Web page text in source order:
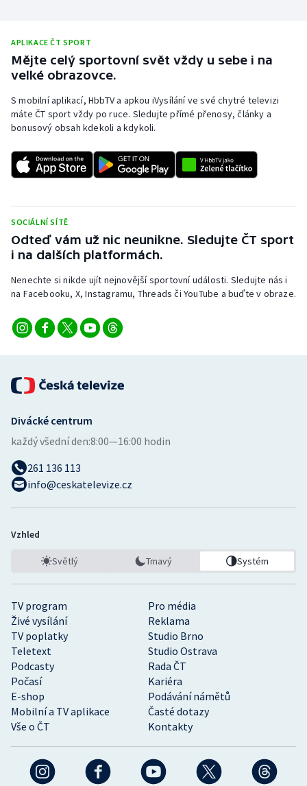
Lezení
Lyže a snowboard
Moderní pětiboj
Motorsport
Parasport
Plavání
Plážový volejbal
Ragby
Rychlobruslení
Rychlostní kanoistika
Short track
Stolní tenis
Veslování
Vodní slalom
Volejbal
Ostatní
APLIKACE ČT SPORT
Mějte celý sportovní svět vždy u sebe i na
velké obrazovce.
S mobilní aplikací, HbbTV a apkou iVysílání ve své chytré televizi
máte ČT sport vždy po ruce. Sledujte přímé přenosy, články a
bonusový obsah kdekoli a kdykoli.
SOCIÁLNÍ SÍTĚ
Odteď vám už nic neunikne. Sledujte ČT sport
i na dalších platformách.
Nenechte si nikde ujít nejnovější sportovní události. Sledujte nás i
na Facebooku, X, Instagramu, Threads či YouTube a buďte v obraze.
TV program
Pro média
Živé vysílání
Reklama
TV poplatky
Studio Brno
Teletext
Studio Ostrava
Podcasty
Rada ČT
Počasí
Kariéra
E-shop
Podávání námětů
Mobilní a TV aplikace
Časté dotazy
Vše o ČT
Kontakty
Divácké centrum
každý všední den:8:00—16:00 hodin
261 136 113
info@ceskatelevize.cz
Vzhled
Světlý Tmavý Systém